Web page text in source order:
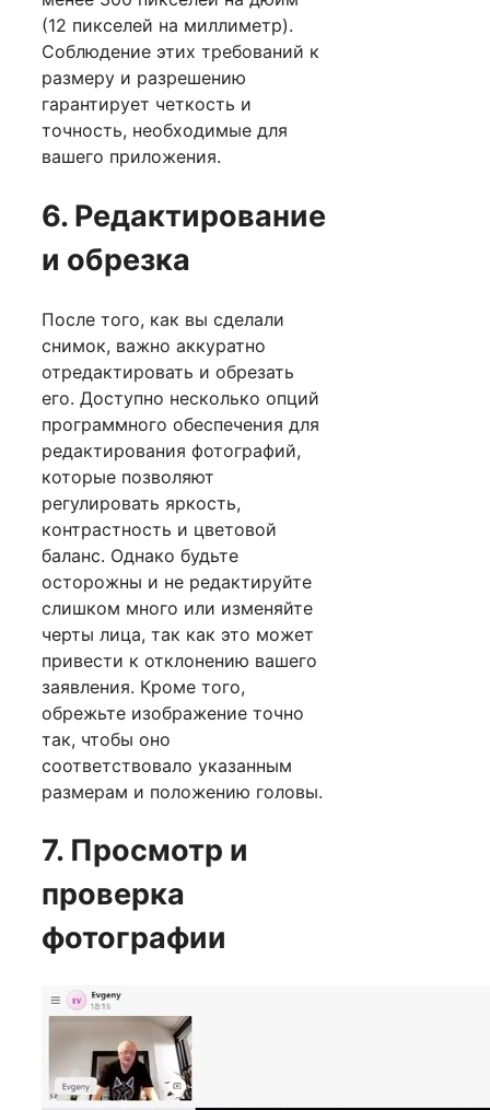
(12 пикселей на миллиметр).
Соблюдение этих требований к
размеру и разрешению
гарантирует четкость и
точность, необходимые для
вашего приложения.
6. Редактирование
и обрезка
После того, как вы сделали
снимок, важно аккуратно
отредактировать и обрезать
его. Доступно несколько опций
программного обеспечения для
редактирования фотографий,
которые позволяют
регулировать яркость,
контрастность и цветовой
баланс. Однако будьте
осторожны и не редактируйте
слишком много или изменяйте
черты лица, так как это может
привести к отклонению вашего
заявления. Кроме того,
обрежьте изображение точно
так, чтобы оно
соответствовало указанным
размерам и положению головы.
7. Просмотр и
проверка
фотографии